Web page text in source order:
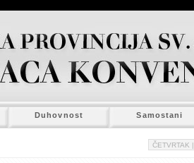
Duhovnost Samostani
ČETVRTAK